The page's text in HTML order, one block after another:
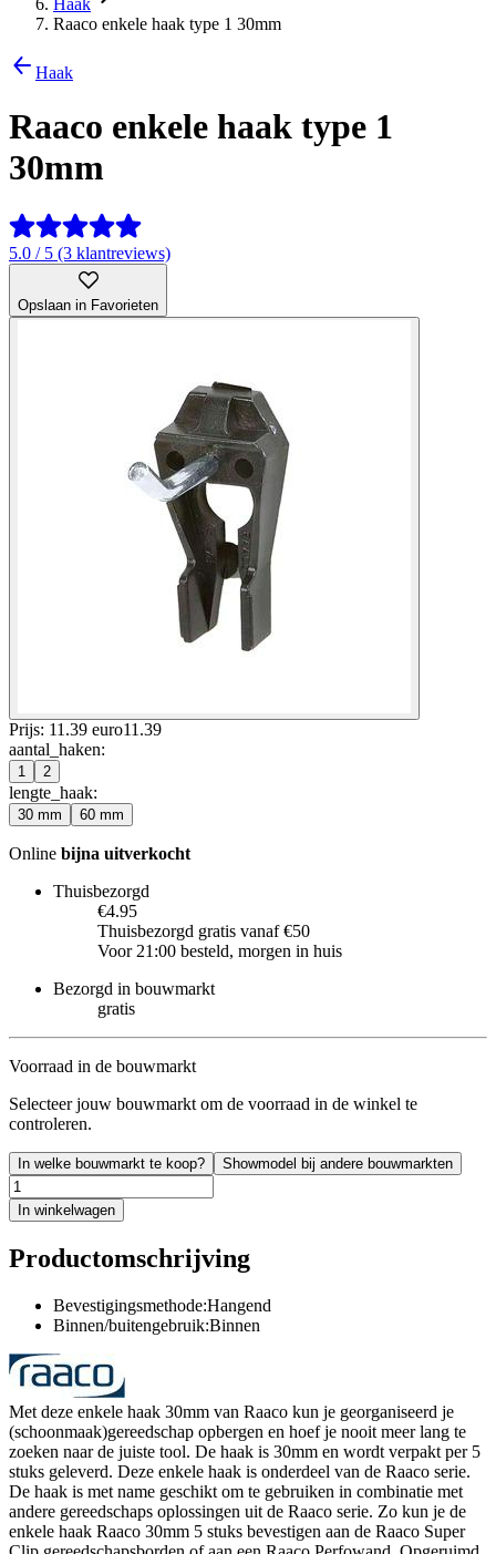
Haak
Raaco enkele haak type 1 30mm
Haak
Raaco enkele haak type 1
30mm
5.0 / 5 (3 klantreviews)
Opslaan in Favorieten
Prijs: 11.39 euro11 .39
aantal_haken:
1 2
lengte_haak:
30 mm 60 mm
Online bijna uitverkocht
Thuisbezorgd
€4.95
Thuisbezorgd gratis vanaf €50
Voor 21:00 besteld, morgen in huis
Bezorgd in bouwmarkt
gratis
Voorraad in de bouwmarkt
Selecteer jouw bouwmarkt om de voorraad in de winkel te
controleren.
In welke bouwmarkt te koop? Showmodel bij andere bouwmarkten
In winkelwagen
Productomschrijving
Bevestigingsmethode:Hangend
Binnen/buitengebruik:Binnen
Met deze enkele haak 30mm van Raaco kun je georganiseerd je
(schoonmaak)gereedschap opbergen en hoef je nooit meer lang te
zoeken naar de juiste tool. De haak is 30mm en wordt verpakt per 5
stuks geleverd. Deze enkele haak is onderdeel van de Raaco serie.
De haak is met name geschikt om te gebruiken in combinatie met
andere gereedschaps oplossingen uit de Raaco serie. Zo kun je de
enkele haak Raaco 30mm 5 stuks bevestigen aan de Raaco Super